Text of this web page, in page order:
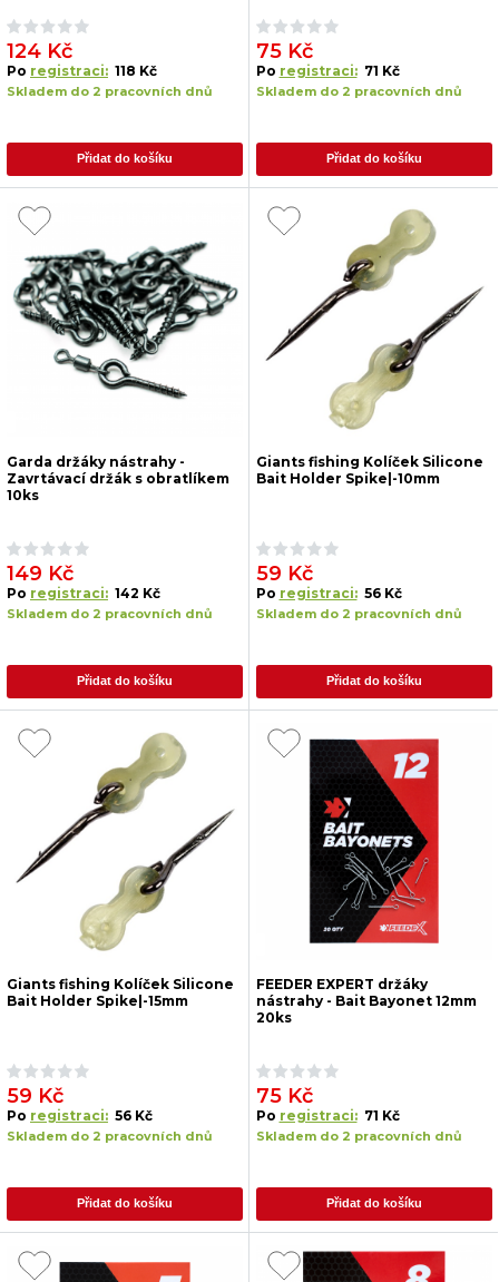
124 Kč
Po registraci: 118 Kč
Skladem do 2 pracovních dnů
Přidat do košíku
75 Kč
Po registraci: 71 Kč
Skladem do 2 pracovních dnů
Přidat do košíku
Garda držáky nástrahy -
Zavrtávací držák s obratlíkem
10ks
149 Kč
Po registraci: 142 Kč
Skladem do 2 pracovních dnů
Přidat do košíku
Giants fishing Kolíček Silicone
Bait Holder Spike|-10mm
59 Kč
Po registraci: 56 Kč
Skladem do 2 pracovních dnů
Přidat do košíku
Giants fishing Kolíček Silicone
Bait Holder Spike|-15mm
59 Kč
Po registraci: 56 Kč
Skladem do 2 pracovních dnů
Přidat do košíku
FEEDER EXPERT držáky
nástrahy - Bait Bayonet 12mm
20ks
75 Kč
Po registraci: 71 Kč
Skladem do 2 pracovních dnů
Přidat do košíku